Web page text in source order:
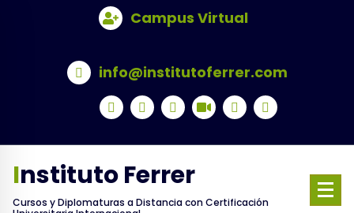
Campus Virtual
info@institutoferrer.com
Instituto Ferrer
Cursos y Diplomaturas a Distancia con Certificación